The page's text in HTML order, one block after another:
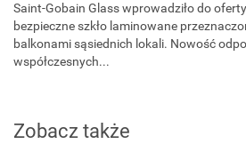
Saint-Gobain Glass wprowadziło do
bezpieczne szkło laminowane
balkonami sąsiednich lokali. Nowość
współczesnych...
Zobacz także